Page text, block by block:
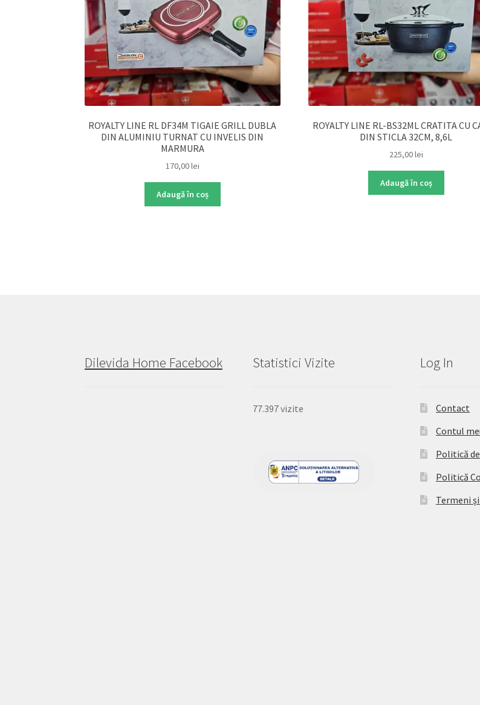
ROYALTY LINE RL DF34M TIGAIE GRILL DUBLA
DIN ALUMINIU TURNAT CU INVELIS DIN
MARMURA
170,00lei
Adaugă în coș
ROYALTY LINE RL-BS32ML CRATITA CU
DIN STICLA 32CM, 8,6L
225,00lei
Adaugă în coș
Dilevida Home Facebook Statistici Vizite
77.397 vizite
Log In
Contact
Contul
Politică
Politică
Termeni